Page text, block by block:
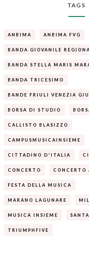
TAGS
ANBIMA ANBIMA FVG
BANDA GIOVANILE
BANDA STELLA MARIS
BANDA TRICESIMO
BANDE FRIULI VENEZIA
BORSA DI STUDIO
CALLISTO BLASIZZO
CAMPUSMUSICAINSIEME
CITTADINO D'ITALIA
CONCERTO CONCERTO
FESTA DELLA MUSICA
MARANO LAGUNARE
MUSICA INSIEME
TRIUMPHFIVE